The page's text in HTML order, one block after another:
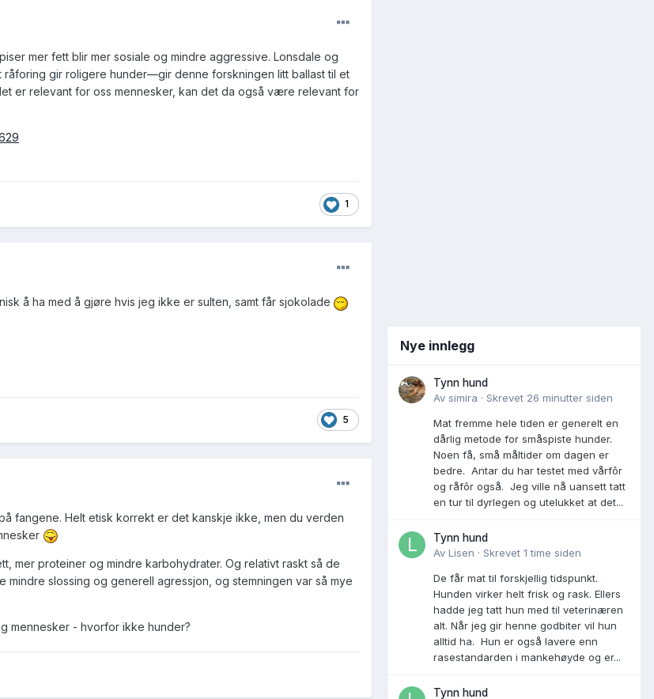
mer fett blir mer sosiale og mindre aggressive. Lonsdale og
gir roligere hunder—gir denne forskningen litt ballast til et
er relevant for oss mennesker, kan det da også være relevant for
1
å ha med å gjøre hvis jeg ikke er sulten, samt får sjokolade
5
fangene. Helt etisk korrekt er det kanskje ikke, men du verden
mer proteiner og mindre karbohydrater. Og relativt raskt så de
mindre slossing og generell agressjon, og stemningen var så mye
mennesker - hvorfor ikke hunder?
Nye innlegg
Tynn hund
Av simira · Skrevet 26 minutter siden
Mat fremme hele tiden er generelt en
dårlig metode for småspiste hunder.
Noen få, små måltider om dagen er
bedre. Antar du har testet med vårfôr
og råfôr også. Jeg ville nå uansett tatt
en tur til dyrlegen og utelukket at det...
Tynn hund
Av Lisen · Skrevet 1 time siden
De får mat til forskjellig tidspunkt.
Hunden virker helt frisk og rask. Ellers
hadde jeg tatt hun med til veterinæren
alt. Når jeg gir henne godbiter vil hun
alltid ha. Hun er også lavere enn
rasestandarden i mankehøyde og er...
Tynn hund